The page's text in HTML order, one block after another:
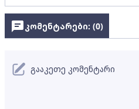
კომენტარები: (0)
გააკეთე კომენტარი